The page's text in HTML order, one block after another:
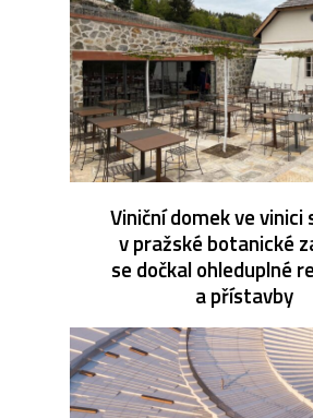
Viniční domek ve vinici
v pražské botanické
se dočkal ohleduplné
a přístavby